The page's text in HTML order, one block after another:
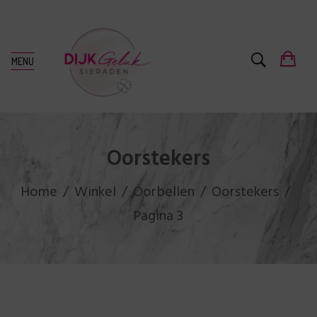
MENU
Oorstekers
Home Winkel Oorbellen
Oorstekers
Pagina 3